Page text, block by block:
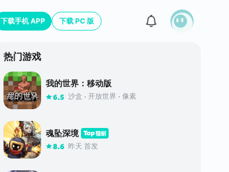
下载手机 APP 下载 PC 版
热门游戏
我的世界：移动版
6.5 沙盒 开放世界 像素
魂坠深境
8.6 昨天 首发